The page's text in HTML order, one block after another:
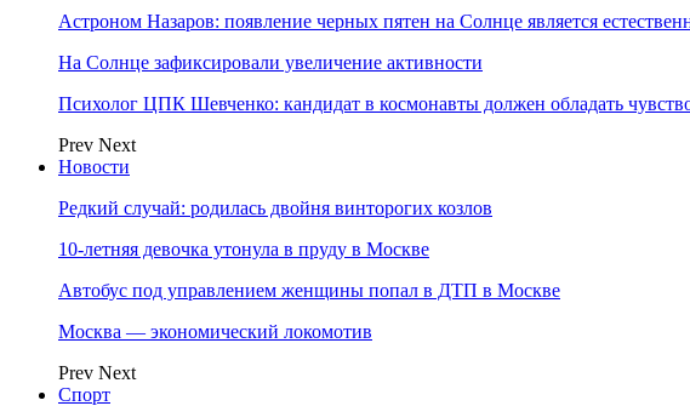
Астроном Назаров: появление черных пятен на Солнце является
На Солнце зафиксировали увеличение активности
Психолог ЦПК Шевченко: кандидат в космонавты должен обладать
Prev Next
Новости
Редкий случай: родилась двойня винторогих козлов
10-летняя девочка утонула в пруду в Москве
Автобус под управлением женщины попал в ДТП в Москве
Москва — экономический локомотив
Prev Next
Спорт